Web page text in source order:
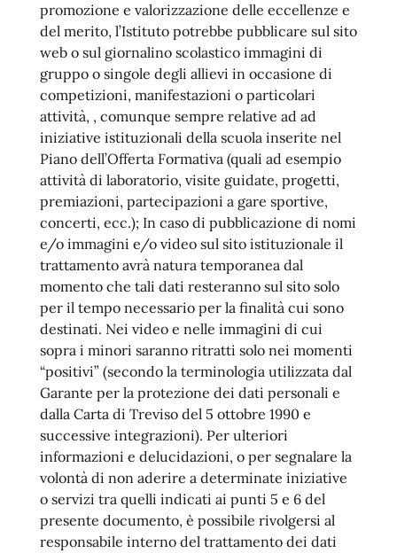
promozione e valorizzazione delle eccellenze e
del merito, l’Istituto potrebbe pubblicare sul sito
web o sul giornalino scolastico immagini di
gruppo o singole degli allievi in occasione di
competizioni, manifestazioni o particolari
attività, , comunque sempre relative ad ad
iniziative istituzionali della scuola inserite nel
Piano dell’Offerta Formativa (quali ad esempio
attività di laboratorio, visite guidate, progetti,
premiazioni, partecipazioni a gare sportive,
concerti, ecc.); In caso di pubblicazione di nomi
e/o immagini e/o video sul sito istituzionale il
trattamento avrà natura temporanea dal
momento che tali dati resteranno sul sito solo
per il tempo necessario per la finalità cui sono
destinati. Nei video e nelle immagini di cui
sopra i minori saranno ritratti solo nei momenti
“positivi” (secondo la terminologia utilizzata dal
Garante per la protezione dei dati personali e
dalla Carta di Treviso del 5 ottobre 1990 e
successive integrazioni). Per ulteriori
informazioni e delucidazioni, o per segnalare la
volontà di non aderire a determinate iniziative
o servizi tra quelli indicati ai punti 5 e 6 del
presente documento, è possibile rivolgersi al
responsabile interno del trattamento dei dati